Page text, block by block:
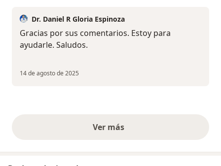
Dr. Daniel R Gloria Espinoza
Gracias por sus comentarios. Estoy para
ayudarle. Saludos.
14 de agosto de 2025
Ver másopiniones anteriores